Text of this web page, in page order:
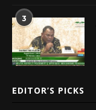
3
EDITOR’S PICKS